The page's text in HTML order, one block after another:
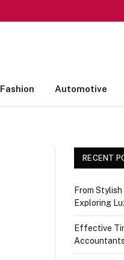
Fashion Automotive
RECENT
From
Exploring
Effective
Accountants